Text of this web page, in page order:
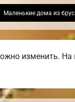
Маленькие дома из
изменить.